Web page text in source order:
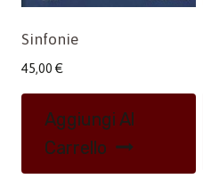
Sinfonie
45,00 €
Aggiungi Al
Carrello